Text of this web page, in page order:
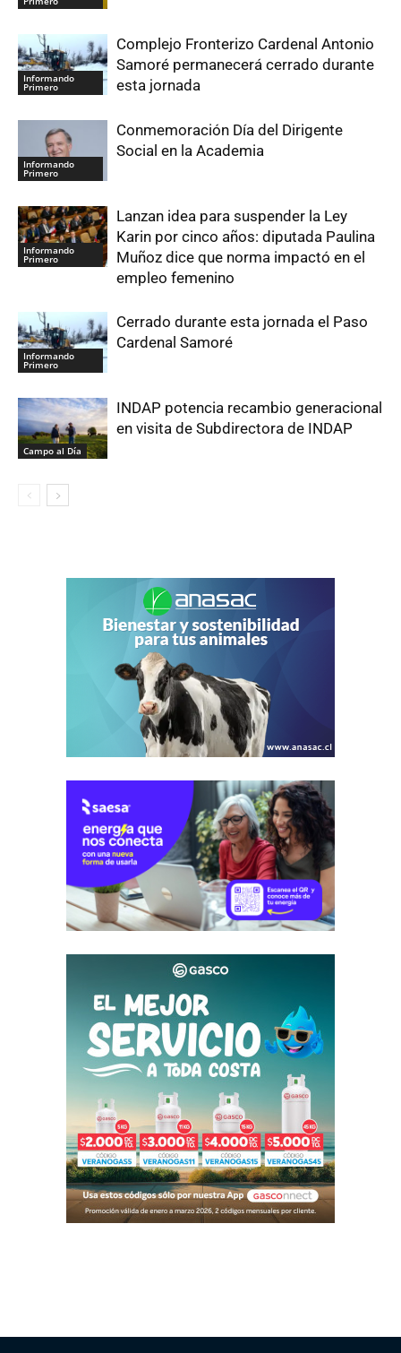
Informando
Primero
Complejo Fronterizo Cardenal Antonio
Samoré permanecerá cerrado durante
esta jornada
Informando
Primero
Conmemoración Día del Dirigente
Social en la Academia
Informando
Primero
Lanzan idea para suspender la Ley
Karin por cinco años: diputada Paulina
Muñoz dice que norma impactó en el
empleo femenino
Informando
Primero
Cerrado durante esta jornada el Paso
Cardenal Samoré
Campo al Día
INDAP potencia recambio generacional
en visita de Subdirectora de INDAP